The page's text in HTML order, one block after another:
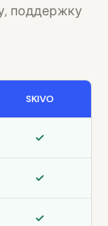
поддержку
SKIVO
✓
✓
✓